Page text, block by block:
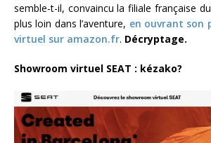
semble-t-il, convaincu la filiale française
plus loin dans l’aventure, en ouvrant son
virtuel sur amazon.fr. Décryptage.
Showroom virtuel SEAT : kézako?